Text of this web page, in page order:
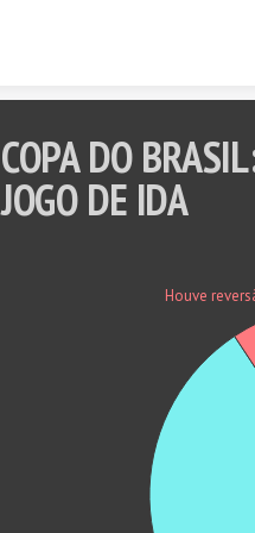
COPA DO
JOGO DE IDA
Houve